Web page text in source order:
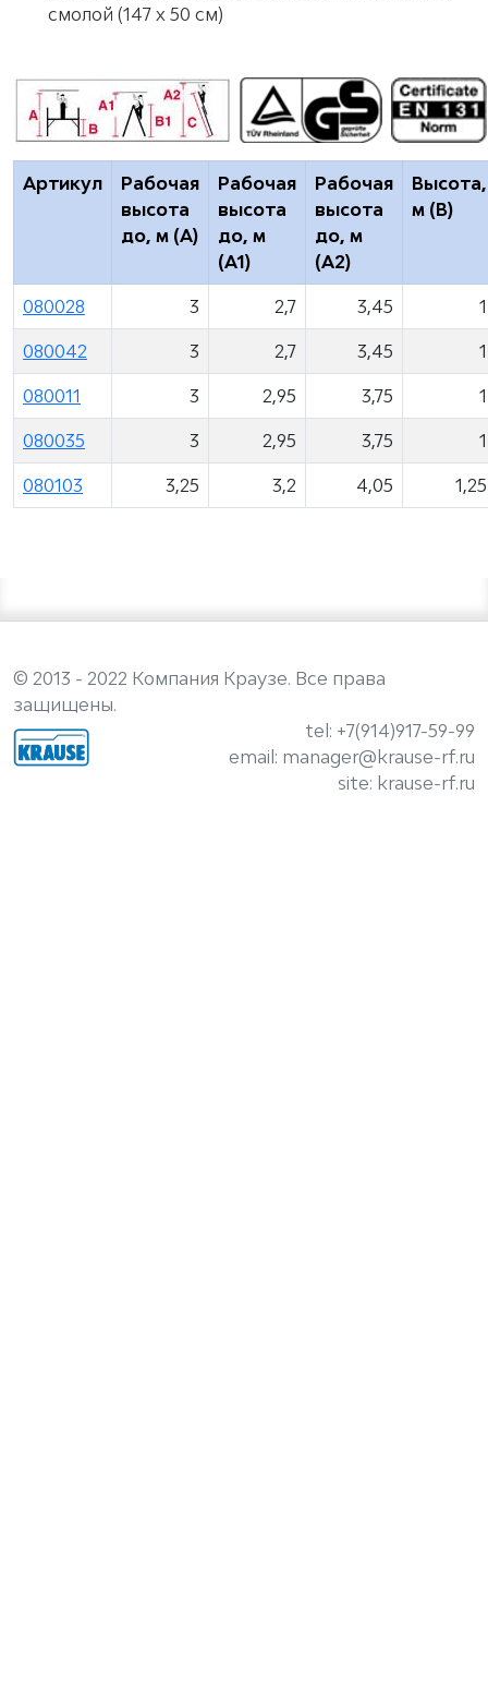
смолой (147 х 50 см)
Артикул
Рабочая
высота
до, м (A)
Рабочая
высота
до, м
(A1)
Рабочая
высота
до, м
(A2)
Высота,
м (B)
080028 3 2,7 3,45 1
080042 3 2,7 3,45 1
080011 3 2,95 3,75 1
080035 3 2,95 3,75 1
080103 3,25 3,2 4,05 1,25
© 2013 - 2022 Компания Краузе. Все права
защищены.
tel: +7(914)917-59-99
email: manager@krause-rf.ru
site: krause-rf.ru